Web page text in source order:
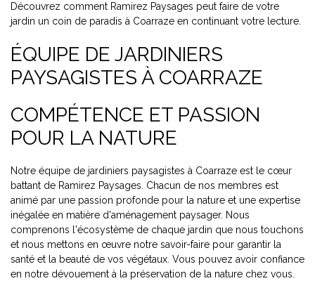
Découvrez comment Ramirez Paysages peut faire de votre
jardin un coin de paradis à Coarraze en continuant votre lecture.
ÉQUIPE DE JARDINIERS
PAYSAGISTES À COARRAZE
COMPÉTENCE ET PASSION
POUR LA NATURE
Notre équipe de jardiniers paysagistes à Coarraze est le cœur
battant de Ramirez Paysages. Chacun de nos membres est
animé par une passion profonde pour la nature et une expertise
inégalée en matière d'aménagement paysager. Nous
comprenons l'écosystème de chaque jardin que nous touchons
et nous mettons en œuvre notre savoir-faire pour garantir la
santé et la beauté de vos végétaux. Vous pouvez avoir confiance
en notre dévouement à la préservation de la nature chez vous.